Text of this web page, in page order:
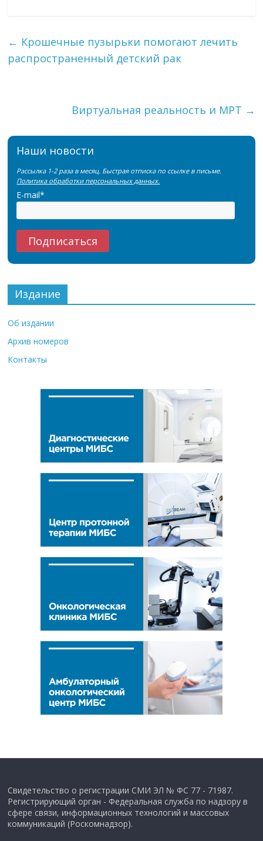
← Крошечные пузырьки помогают лечить
распространенный детский рак
Виртуальная реальность и МРТ →
Наши новости
Рассылка 1-2 раза в месяц. Быстрая отписка по ссылке в письме.
Политика обработки персональных данных.
E-mail*
Издание
Об издании
Архив номеров
Контакты
Свидетельство о регистрации СМИ ЭЛ № ФС 77 - 71987.
Регистрирующий орган - Федеральная служба по надзору в
сфере связи, информационных технологий и массовых
коммуникаций (Роскомнадзор).